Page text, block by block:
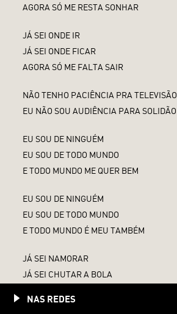
AGORA SÓ ME RESTA SONHAR
JÁ SEI ONDE IR
JÁ SEI ONDE FICAR
AGORA SÓ ME FALTA SAIR
NÃO TENHO PACIÊNCIA PRA TELEVISÃO
EU NÃO SOU AUDIÊNCIA PARA SOLIDÃO
EU SOU DE NINGUÉM
EU SOU DE TODO MUNDO
E TODO MUNDO ME QUER BEM
EU SOU DE NINGUÉM
EU SOU DE TODO MUNDO
E TODO MUNDO É MEU TAMBÉM
JÁ SEI NAMORAR
JÁ SEI CHUTAR A BOLA
NAS REDES